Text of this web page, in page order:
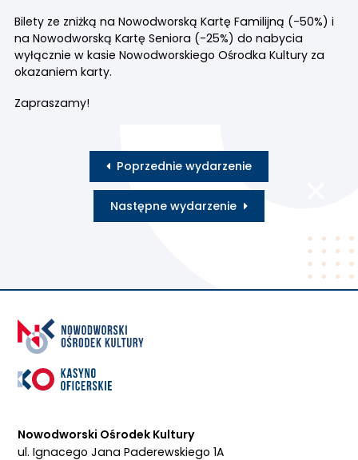
Bilety ze zniżką na Nowodworską Kartę Familijną (-50%) i
na Nowodworską Kartę Seniora (-25%) do nabycia
wyłącznie w kasie Nowodworskiego Ośrodka Kultury za
okazaniem karty.
Zapraszamy!
Poprzednie wydarzenie
Następne wydarzenie
Nowodworski Ośrodek Kultury
ul. Ignacego Jana Paderewskiego 1A